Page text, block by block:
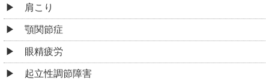
肩こり
顎関節症
眼精疲労
起立性調節障害